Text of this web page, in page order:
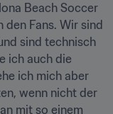
Beach Soccer
Fans. Wir sind
sind technisch
ich auch die
ich mich aber
wenn nicht der
mit so einem